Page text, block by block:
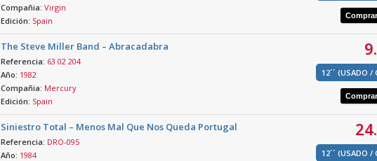
Compañia: Virgin
Edición: Spain
The Steve Miller Band – Abracadabra
Referencia: 63 02 204
Año: 1982
Compañia: Mercury
Edición: Spain
12´´ (USADO /
Siniestro Total – Menos Mal Que Nos Queda Portugal
Referencia: DRO-095
Año: 1984
12´´ (USADO /